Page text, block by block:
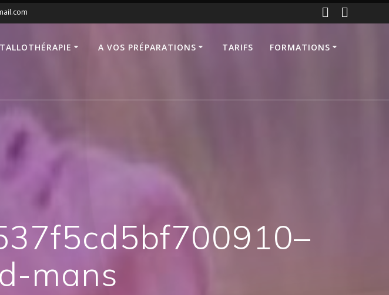
A VOS PRÉPARATIONS TARIFS FORMATIONS
mans